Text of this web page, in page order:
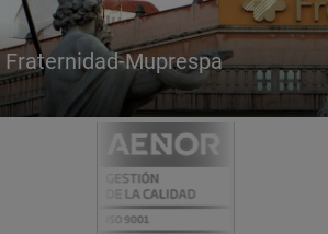
Fraternidad-Muprespa